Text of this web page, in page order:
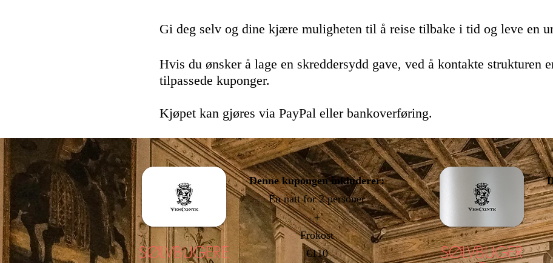
Gi deg selv og dine kjære muligheten til å reise tilbake i tid og leve en
Hvis du ønsker å lage en skreddersydd gave, ved å kontakte strukturen
tilpassede kuponger.
Kjøpet kan gjøres via PayPal eller bankoverføring.
SØLVBUGERE
Denne kupongen inkluderer:
Én nattfor 2 personer
+
Frokost
€110
SØLVBUGER